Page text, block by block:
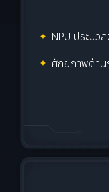
NPU ประมว
ศักยภาพด้าน